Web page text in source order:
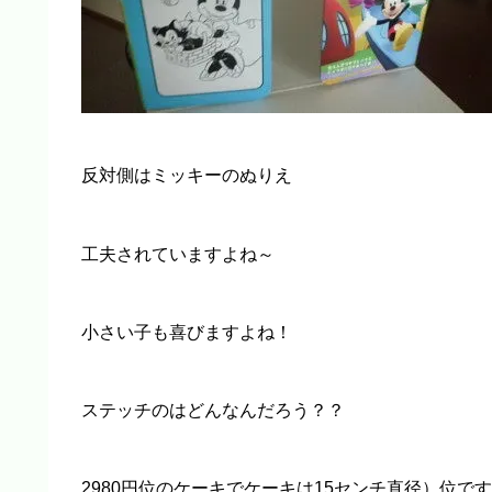
反対側はミッキーのぬりえ
工夫されていますよね～
小さい子も喜びますよね！
ステッチのはどんなんだろう？？
2980円位のケーキでケーキは15センチ直径）位で